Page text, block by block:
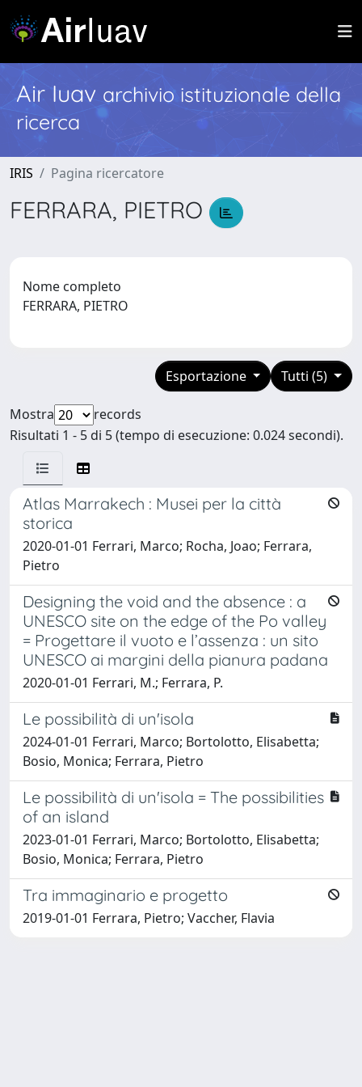
Air Iuav archivio istituzionale della
ricerca
IRIS Pagina ricercatore
FERRARA, PIETRO
Nome completo
FERRARA, PIETRO
Tutti (5)
Esportazione
Mostra
records
Risultati 1 - 5 di 5 (tempo di esecuzione: 0.024 secondi).
Atlas Marrakech : Musei per la città
storica
2020-01-01 Ferrari, Marco; Rocha, Joao; Ferrara,
Pietro
Designing the void and the absence : a
UNESCO site on the edge of the Po valley
= Progettare il vuoto e l’assenza : un sito
UNESCO ai margini della pianura padana
2020-01-01 Ferrari, M.; Ferrara, P.
Le possibilità di un'isola
2024-01-01 Ferrari, Marco; Bortolotto, Elisabetta;
Bosio, Monica; Ferrara, Pietro
Le possibilità di un'isola = The possibilities
of an island
2023-01-01 Ferrari, Marco; Bortolotto, Elisabetta;
Bosio, Monica; Ferrara, Pietro
Tra immaginario e progetto
2019-01-01 Ferrara, Pietro; Vaccher, Flavia